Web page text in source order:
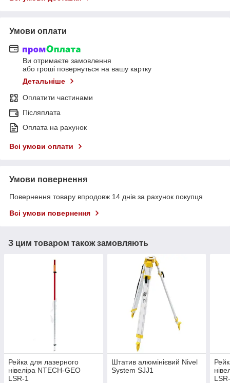
Умови оплати
Ви отримаєте замовлення
або гроші повернуться на вашу картку
Детальніше
Оплатити частинами
Післяплата
Оплата на рахунок
Всі умови оплати
Умови повернення
Повернення товару впродовж 14 днів за рахунок покупця
Всі умови повернення
З цим товаром також замовляють
Рейка для лазерного
нівеліра NTECH-GEO
LSR-1
Штатив алюмінієвий Nivel
System SJJ1